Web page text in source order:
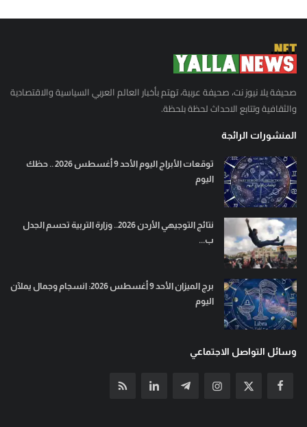
صحيفة يلا نيوز نت، صحيفة عربية، تهتم بأخبار العالم العربي السياسية والاقتصادية
والثقافية وتتابع الاحداث لحظة بلحظة.
المنشورات الرائجة
توقعات الأبراج اليوم الأحد 9 أغسطس 2026 .. حظك
اليوم
نتائج التوجيهي الأردن 2026.. وزارة التربية تحسم الجدل
ب...
برج الميزان الأحد 9 أغسطس 2026: انسجام وجمال يملآن
اليوم
وسائل التواصل الاجتماعي